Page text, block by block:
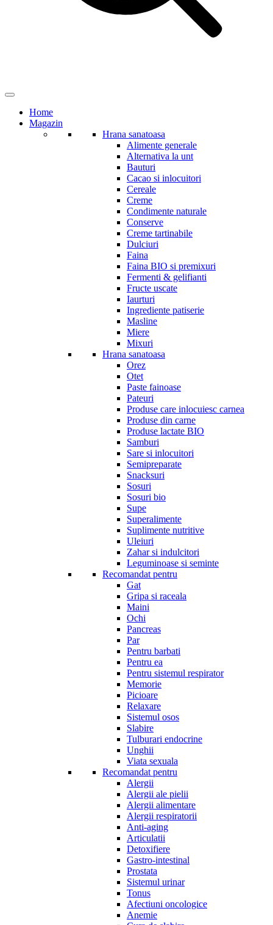
Home
Magazin
Hrana sanatoasa
Alimente generale
Alternativa la unt
Bauturi
Cacao si inlocuitori
Cereale
Creme
Condimente naturale
Conserve
Creme tartinabile
Dulciuri
Faina
Faina BIO si premixuri
Fermenti & gelifianti
Fructe uscate
Iaurturi
Ingrediente patiserie
Masline
Miere
Mixuri
Hrana sanatoasa
Orez
Otet
Paste fainoase
Pateuri
Produse care inlocuiesc carnea
Produse din carne
Produse lactate BIO
Samburi
Sare si inlocuitori
Semipreparate
Snacksuri
Sosuri
Sosuri bio
Supe
Superalimente
Suplimente nutritive
Uleiuri
Zahar si indulcitori
Leguminoase si seminte
Recomandat pentru
Gat
Gripa si raceala
Maini
Ochi
Pancreas
Par
Pentru barbati
Pentru ea
Pentru sistemul respirator
Memorie
Picioare
Relaxare
Sistemul osos
Slabire
Tulburari endocrine
Unghii
Viata sexuala
Recomandat pentru
Alergii
Alergii ale pielii
Alergii alimentare
Alergii respiratorii
Anti-aging
Articulatii
Detoxifiere
Gastro-intestinal
Prostata
Sistemul urinar
Tonus
Afectiuni oncologice
Anemie